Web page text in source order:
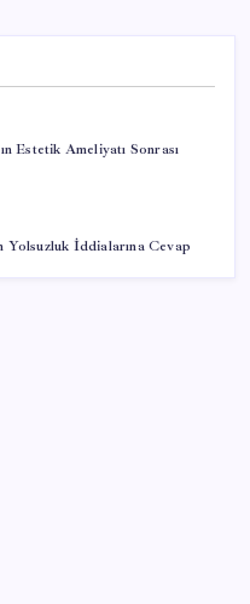
Estetik Ameliyatı Sonrası
Yolsuzluk İddialarına Cevap